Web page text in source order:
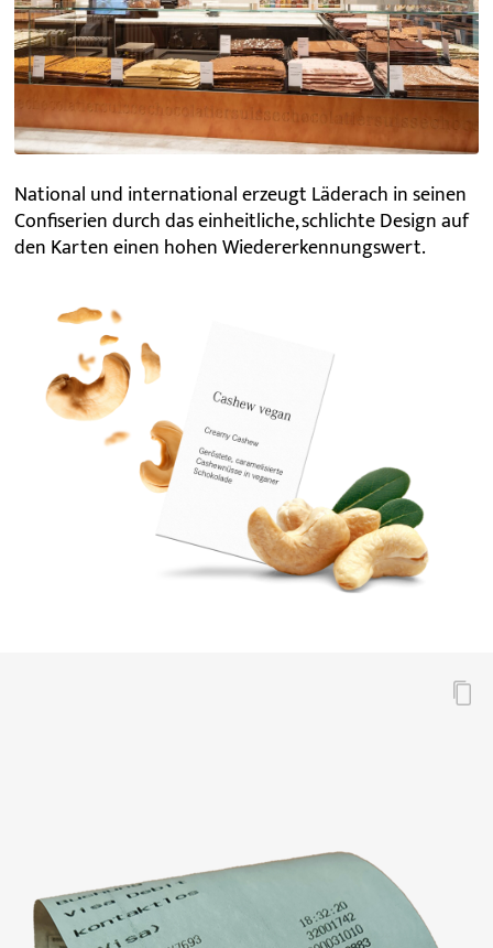
National und international erzeugt Läderach in seinen
Confiserien durch das einheitliche, schlichte Design auf
den Karten einen hohen Wiedererkennungswert.